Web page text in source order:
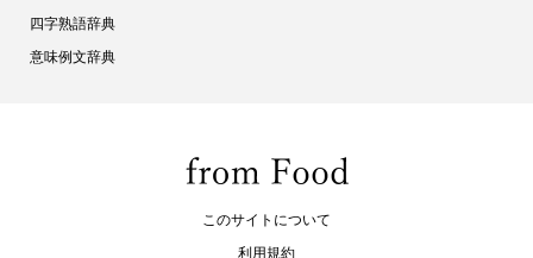
四字熟語辞典
意味例文辞典
このサイトについて
利用規約